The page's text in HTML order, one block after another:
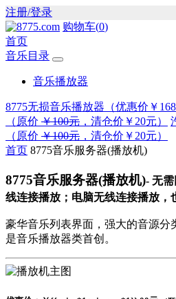
注册/登录
购物车(0)
首页
音乐目录
音乐播放器
8775无损音乐播放器（优惠价 ￥
（原价 ￥100元 ，清仓价 ￥20元）
（原价 ￥100元 ，清仓价 ￥20元）
首页 8775音乐服务器(播放机)
8775音乐服务器(播放机)- 无
线连接播放；电脑无线连接播放，
豪华音乐列表界面，强大的音源分
是音乐播放器类首创。